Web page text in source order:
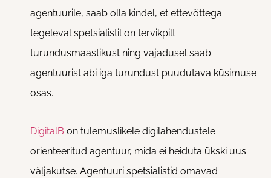
agentuurile, saab olla kindel, et ettevõttega
tegeleval spetsialistil on tervikpilt
turundusmaastikust ning vajadusel saab
agentuurist abi iga turundust puudutava küsimuse
osas.
DigitalB on tulemuslikele digilahendustele
orienteeritud agentuur, mida ei heiduta ükski uus
väljakutse. Agentuuri spetsialistid omavad